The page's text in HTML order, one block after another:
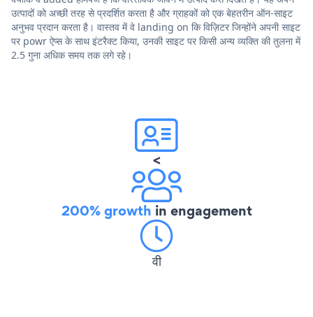
उत्पादों को अच्छी तरह से प्रदर्शित करता है और ग्राहकों को एक बेहतरीन ऑन-साइट
अनुभव प्रदान करता है। वास्तव में वे landing on कि विज़िटर जिन्होंने अपनी साइट
पर powr ऐप्स के साथ इंटरैक्ट किया, उनकी साइट पर किसी अन्य व्यक्ति की तुलना में
2.5 गुना अधिक समय तक लगे रहे।
<
200% growth in engagement
वी